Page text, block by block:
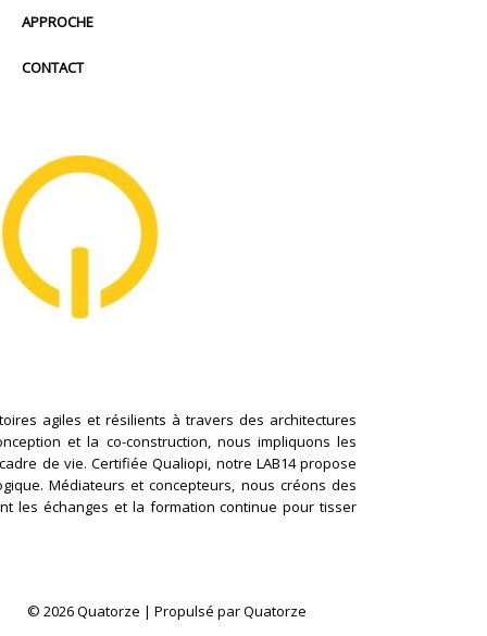
APPROCHE
CONTACT
agiles et résilients à travers des architectures
et la co-construction, nous impliquons les
de vie. Certifiée Qualiopi, notre LAB14 propose
Médiateurs et concepteurs, nous créons des
les échanges et la formation continue pour tisser
© 2026 Quatorze | Propulsé par Quatorze